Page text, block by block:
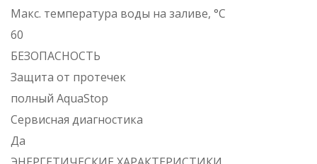
Макс. температура воды на заливе, °C
60
БЕЗОПАСНОСТЬ
Защита от протечек
полный AquaStop
Сервисная диагностика
Да